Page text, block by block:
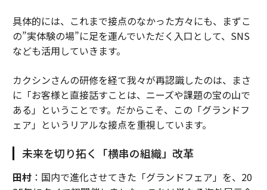
具体的には、これまで接点のなかった方々にも、まずこ
の”実体験の場”に足を運んでいただく入口として、SNS
なども活用していきます。
カクシンさんの研修を経て我々が再認識したのは、まさ
に「お客様と直接話すことは、ニーズや課題の宝の山で
ある」ということです。だからこそ、この「グランドフ
ェア」というリアルな接点を重視しています。
未来を切り拓く「横串の組織」改革
田村：国内で進化させてきた「グランドフェア」を、20